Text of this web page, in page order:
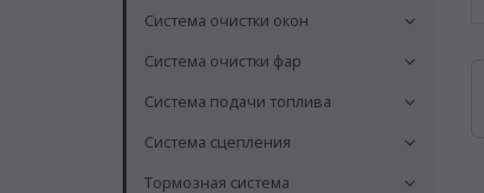
Система очистки окон
Система очистки фар
Система подачи топлива
Система сцепления
Тормозная система